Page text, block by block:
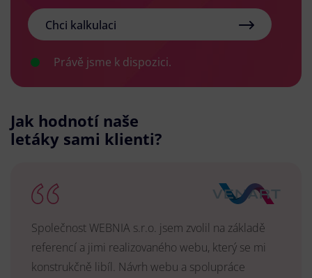
Chci kalkulaci
Právě jsme k dispozici.
Jak hodnotí naše
letáky sami klienti?
Společnost WEBNIA s.r.o. jsem zvolil na základě
referencí a jimi realizovaného webu, který se mi
konstrukčně libíl. Návrh webu a spolupráce